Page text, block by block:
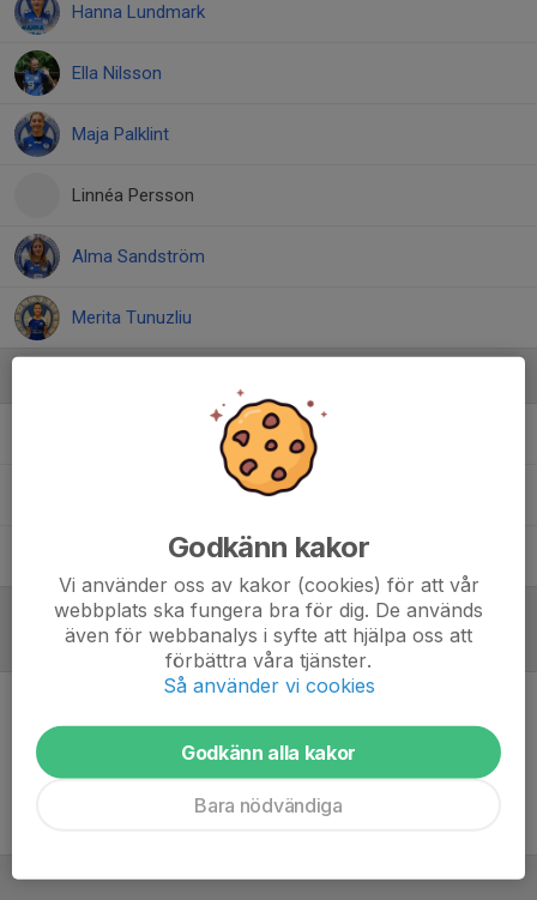
Hanna Lundmark
Ella Nilsson
Maja Palklint
Linnéa Persson
Alma Sandström
Merita Tunuzliu
Tränare
Assisterande tränare
Christer HuatorpMålvaktstränare
Referat
Inget referat skrivet
Godkänn kakor
Vi använder oss av kakor (cookies) för att vår
webbplats ska fungera bra för dig. De används
även för webbanalys i syfte att hjälpa oss att
förbättra våra tjänster.
Så använder vi cookies
Godkänn alla kakor
Bara nödvändiga